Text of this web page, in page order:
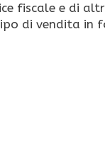
fiscale e di
di vendita in